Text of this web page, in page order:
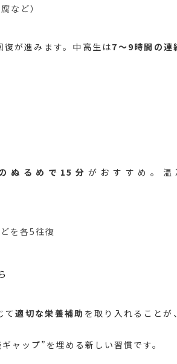
など）
が進みます。中高生は7〜9時間の連
ぬるめで15分 がおすすめ。温
を各5往復
て適切な栄養補助 を取り入れることが
ップ”を埋める新しい習慣です。